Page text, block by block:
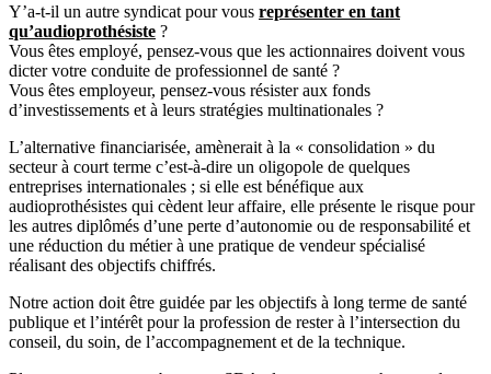
Y’a-t-il un autre syndicat pour vous représenter en tant
qu’audioprothésiste ?
Vous êtes employé, pensez-vous que les actionnaires doivent vous
dicter votre conduite de professionnel de santé ?
Vous êtes employeur, pensez-vous résister aux fonds
d’investissements et à leurs stratégies multinationales ?
L’alternative financiarisée, amènerait à la « consolidation » du
secteur à court terme c’est-à-dire un oligopole de quelques
entreprises internationales ; si elle est bénéfique aux
audioprothésistes qui cèdent leur affaire, elle présente le risque pour
les autres diplômés d’une perte d’autonomie ou de responsabilité et
une réduction du métier à une pratique de vendeur spécialisé
réalisant des objectifs chiffrés.
Notre action doit être guidée par les objectifs à long terme de santé
publique et l’intérêt pour la profession de rester à l’intersection du
conseil, du soin, de l’accompagnement et de la technique.